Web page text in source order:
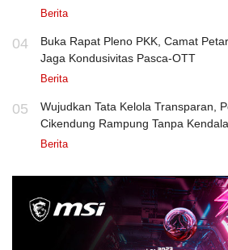
Berita
04
Buka Rapat Pleno PKK, Camat
Jaga Kondusivitas Pasca-OTT
Berita
05
Wujudkan Tata Kelola Transparan,
Cikendung Rampung Tanpa Kendala
Berita